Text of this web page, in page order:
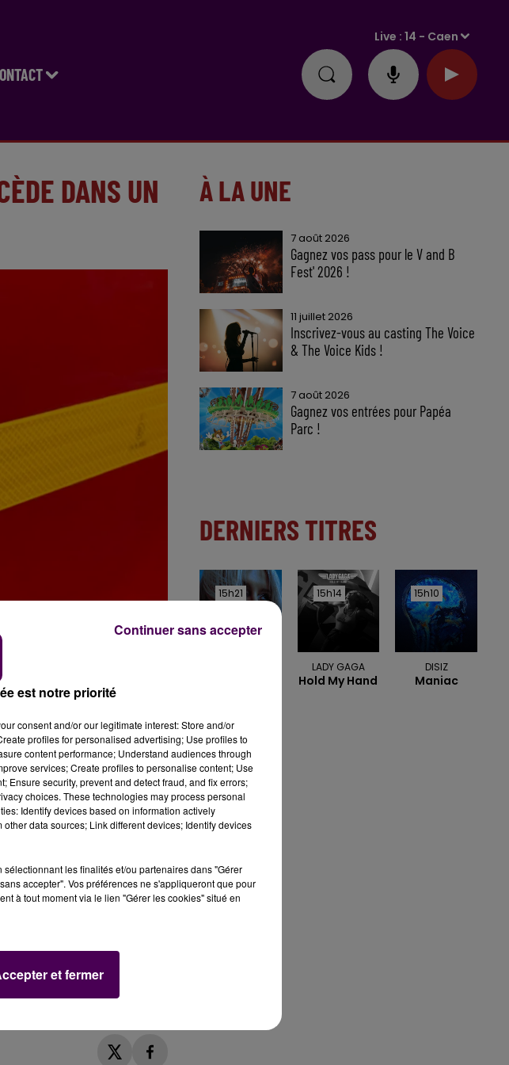
Live :14 - Caen
DANS UN
la soirée, à Tilleul-
à Tilleul-Dame-Agnès.
aux alentours de
niveau de l'intersection
avoir pris en charge
de 27 ans, blessé
de l'accident, a été
À LA UNE
7 août 2026
Gagnez vos pass pour le V and B
Fest' 2026 !
11 juillet 2026
Inscrivez-vous au casting The Voice
& The Voice Kids !
7 août 2026
Gagnez vos entrées pour Papéa
Parc !
DERNIERS TITRES
15h21
15h21 15h14
15h14
LADY GAGA
Hold My Hand
15h10
15h10
DISIZ
Maniac
est notre priorité
consent and/or our legitimate interest: Store and/or
profiles for personalised advertising; Use profiles to
content performance; Understand audiences through
services; Create profiles to personalise content; Use
Ensure security, prevent and detect fraud, and fix errors;
choices. These technologies may process personal
Identify devices based on information actively
data sources; Link different devices; Identify devices
les finalités et/ou partenaires dans "Gérer
accepter". Vos préférences ne s'appliqueront que pour
à tout moment via le lien "Gérer les cookies" situé en
et fermer
Continuer sans accepter